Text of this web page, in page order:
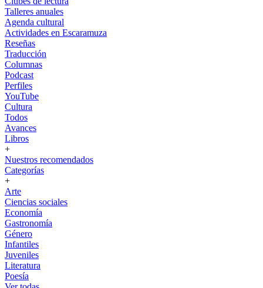
Talleres anuales
Agenda cultural
Actividades en Escaramuza
Reseñas
Traducción
Columnas
Podcast
Perfiles
YouTube
Cultura
Todos
Avances
Libros
+
Nuestros recomendados
Categorías
+
Arte
Ciencias sociales
Economía
Gastronomía
Género
Infantiles
Juveniles
Literatura
Poesía